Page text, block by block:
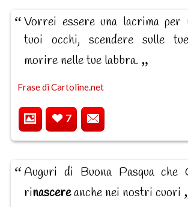
Vorrei essere una lacrima per
tuoi occhi, scendere sulle
morire nelle tue labbra.
Frase di Cartoline.net
7
Auguri di Buona Pasqua che
rinascereanche nei nostri cuori